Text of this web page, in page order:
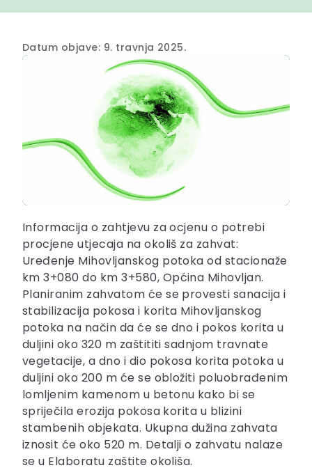
Datum objave: 9. travnja 2025.
Informacija o zahtjevu za ocjenu o potrebi
procjene utjecaja na okoliš za zahvat:
Uređenje Mihovljanskog potoka od stacionaže
km 3+080 do km 3+580, Općina Mihovljan.
Planiranim zahvatom će se provesti sanacija i
stabilizacija pokosa i korita Mihovljanskog
potoka na način da će se dno i pokos korita u
duljini oko 320 m zaštititi sadnjom travnate
vegetacije, a dno i dio pokosa korita potoka u
duljini oko 200 m će se obložiti poluobrađenim
lomljenim kamenom u betonu kako bi se
spriječila erozija pokosa korita u blizini
stambenih objekata. Ukupna dužina zahvata
iznosit će oko 520 m. Detalji o zahvatu nalaze
se u Elaboratu zaštite okoliša.